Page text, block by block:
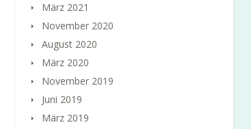
März 2021
November 2020
August 2020
März 2020
November 2019
Juni 2019
März 2019